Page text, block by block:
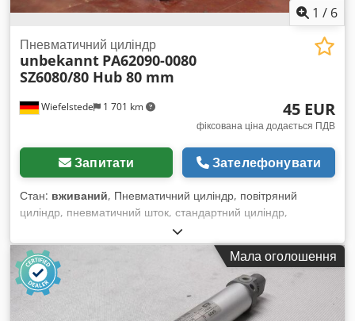
1 / 6
Wiefelstede 1 701 km
Пневматичний циліндр
unbekannt PA62090-0080
SZ6080/80 Hub 80 mm
45 EUR
фіксована ціна додається ПДВ
Запитати Зателефонувати
Стан: вживаний, Пневматичний циліндр, повітряний
циліндр, пневматичний шток, стандартний циліндр,
затискний циліндр, короткохідний циліндр - Пневматичний
циліндр: двосторонньої дії, хід 80 мм - Тип: PA62090-0080
SZ6080/80 Cedpstr R Apjfx Abgerf - Поршневий шток: Ø 25
мм / M16 - Pмакс: 10 бар - Кількість: в наявності 5 циліндрів
- Ціна: за одиницю - Розміри: 150/95/H130 мм - Вага: 2,3 кг/
шт.
Мала оголошення